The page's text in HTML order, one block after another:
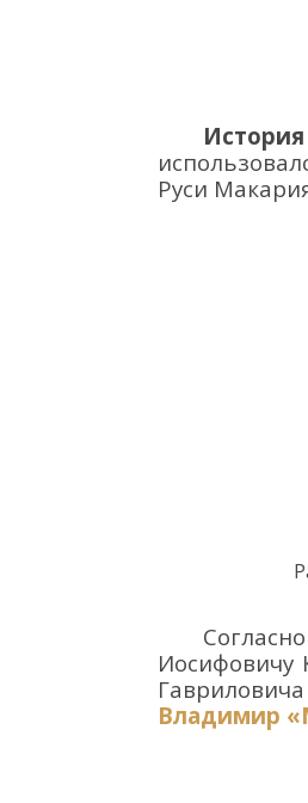
Руси
Р
Иосифовичу
Гавриловича
Владимир